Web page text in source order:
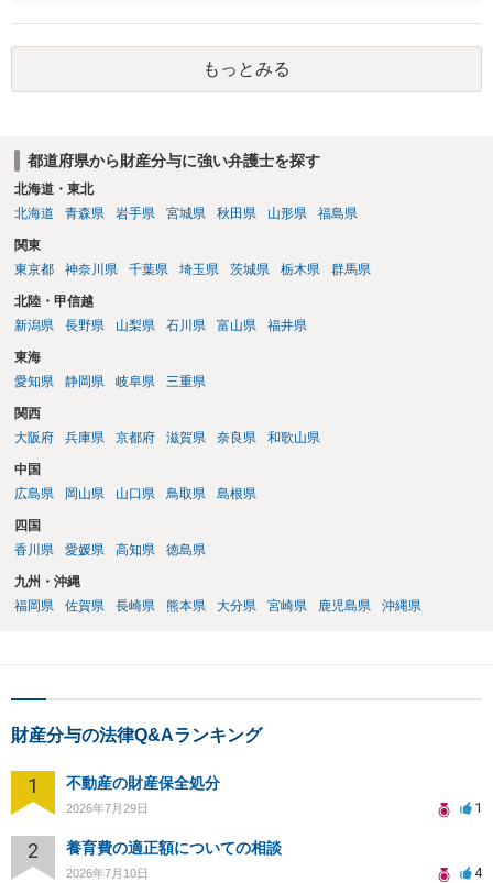
えられます。弁護士へ依頼しているのであれば、担当弁護士とよく相
談してください。
もっとみる
都道府県から財産分与に強い弁護士を探す
北海道・東北
北海道
青森県 岩手県 宮城県 秋田県 山形県 福島県
関東
東京都
神奈川県 千葉県 埼玉県 茨城県 栃木県 群馬県
北陸・甲信越
新潟県
長野県 山梨県 石川県 富山県 福井県
東海
愛知県
静岡県 岐阜県 三重県
関西
大阪府
兵庫県 京都府 滋賀県 奈良県 和歌山県
中国
広島県
岡山県 山口県 鳥取県 島根県
四国
香川県
愛媛県 高知県 徳島県
九州・沖縄
福岡県
佐賀県 長崎県 熊本県 大分県 宮崎県 鹿児島県 沖縄県
財産分与の法律Q&Aランキング
1 不動産の財産保全処分
2026年7月29日 1
2 養育費の適正額についての相談
2026年7月10日 4